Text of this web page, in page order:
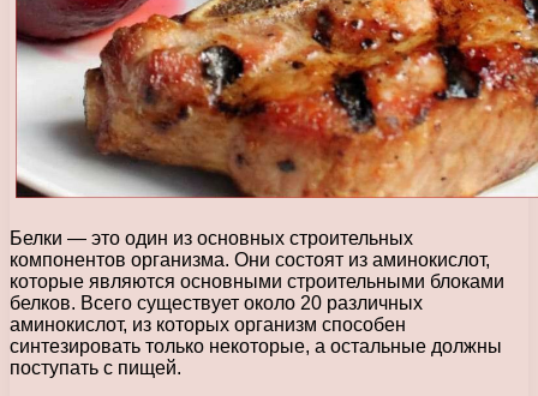
Белки — это один из основных строительных
компонентов организма. Они состоят из аминокислот,
которые являются основными строительными блоками
белков. Всего существует около 20 различных
аминокислот, из которых организм способен
синтезировать только некоторые, а остальные должны
поступать с пищей.